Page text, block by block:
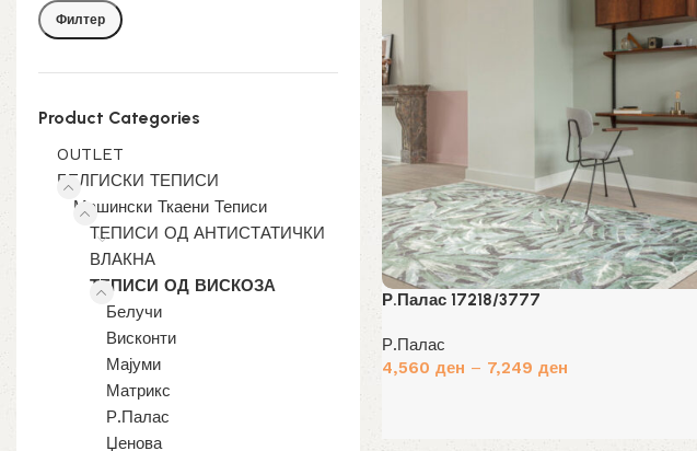
Мин.
цена
Макс.
цена
Филтер
Product Categories
OUTLET
БЕЛГИСКИ ТЕПИСИ
Машински Ткаени Теписи
ТЕПИСИ ОД АНТИСТАТИЧКИ
ВЛАКНА
ТЕПИСИ ОД ВИСКОЗА
Белучи
Висконти
Мајуми
Матрикс
Р.Палас
Џенова
Р.Палас 17218/3777
Р.Палас
4,560 ден – 7,249 ден